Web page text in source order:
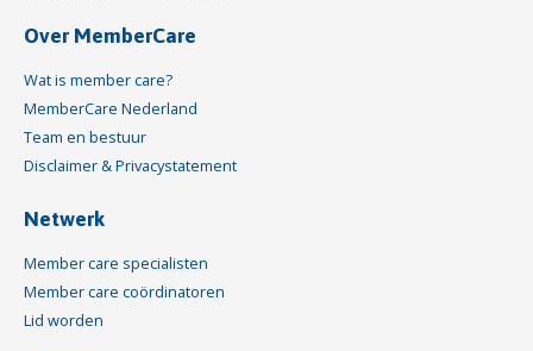
Over MemberCare
Wat is member care?
MemberCare Nederland
Team en bestuur
Disclaimer & Privacystatement
Netwerk
Member care specialisten
Member care coördinatoren
Lid worden